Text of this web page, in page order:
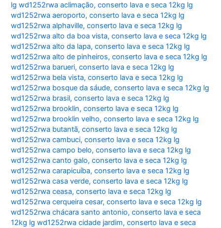
lg wd1252rwa aclimação,conserto lava e seca 12kg lg
wd1252rwa aeroporto,conserto lava e seca 12kg lg
wd1252rwa alphaville,conserto lava e seca 12kg lg
wd1252rwa alto da boa vista,conserto lava e seca 12kg lg
wd1252rwa alto da lapa,conserto lava e seca 12kg lg
wd1252rwa alto de pinheiros,conserto lava e seca 12kg lg
wd1252rwa barueri,conserto lava e seca 12kg lg
wd1252rwa bela vista,conserto lava e seca 12kg lg
wd1252rwa bosque da sáude,conserto lava e seca 12kg lg
wd1252rwa brasil,conserto lava e seca 12kg lg
wd1252rwa brooklin,conserto lava e seca 12kg lg
wd1252rwa brooklin velho,conserto lava e seca 12kg lg
wd1252rwa butantã,conserto lava e seca 12kg lg
wd1252rwa cambuci,conserto lava e seca 12kg lg
wd1252rwa campo belo,conserto lava e seca 12kg lg
wd1252rwa canto galo,conserto lava e seca 12kg lg
wd1252rwa carapicuíba,conserto lava e seca 12kg lg
wd1252rwa casa verde,conserto lava e seca 12kg lg
wd1252rwa ceasa,conserto lava e seca 12kg lg
wd1252rwa cerqueira cesar,conserto lava e seca 12kg lg
wd1252rwa chácara santo antonio,conserto lava e seca
12kg lg wd1252rwa cidade jardim,conserto lava e seca